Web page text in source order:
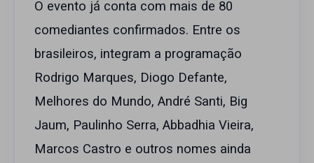
O evento já conta com mais de 80
comediantes confirmados. Entre os
brasileiros, integram a programação
Rodrigo Marques, Diogo Defante,
Melhores do Mundo, André Santi, Big
Jaum, Paulinho Serra, Abbadhia Vieira,
Marcos Castro e outros nomes ainda